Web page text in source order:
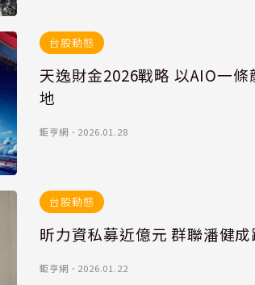
台股動態
天逸財金2026戰略 以AIO一
地
鉅亨網 ． 2026.01.28
台股動態
昕力資私募近億元 群聯潘健
鉅亨網 ． 2026.01.22